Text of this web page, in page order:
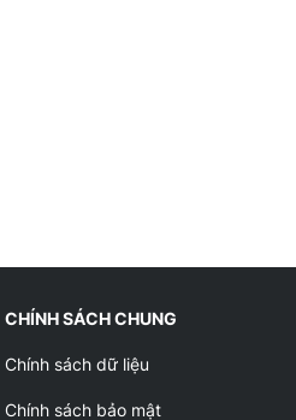
CHÍNH SÁCH CHUNG
Chính sách dữ liệu
Chính sách bảo mật